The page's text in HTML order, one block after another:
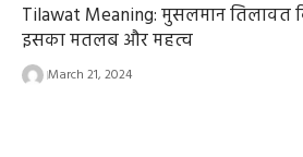
Tilawat Meaning: मुसलमान तिलावत
इसका मतलब और महत्व
March 21, 2024